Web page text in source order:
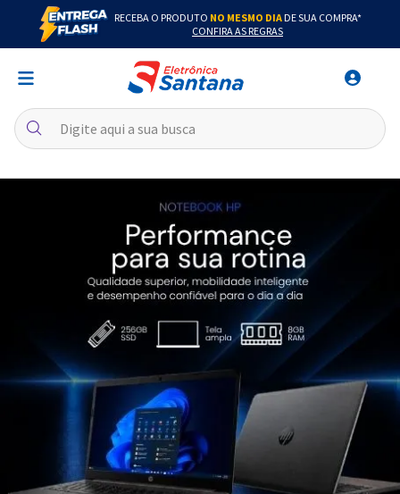
RECEBA O PRODUTO NO MESMO DIADE SUA COMPRA*
CONFIRA AS REGRAS